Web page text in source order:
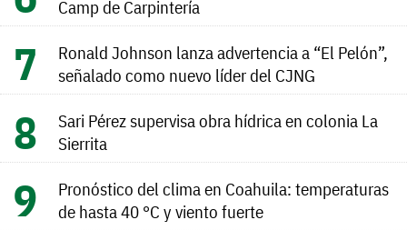
Camp de Carpintería
Ronald Johnson lanza advertencia a “El Pelón”,
señalado como nuevo líder del CJNG
Sari Pérez supervisa obra hídrica en colonia La
Sierrita
Pronóstico del clima en Coahuila: temperaturas
de hasta 40 °C y viento fuerte